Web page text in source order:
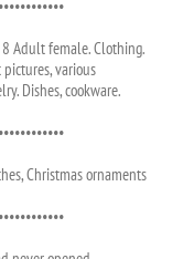
8 Adult female. Clothing.
various
Dishes, cookware.
Christmas ornaments